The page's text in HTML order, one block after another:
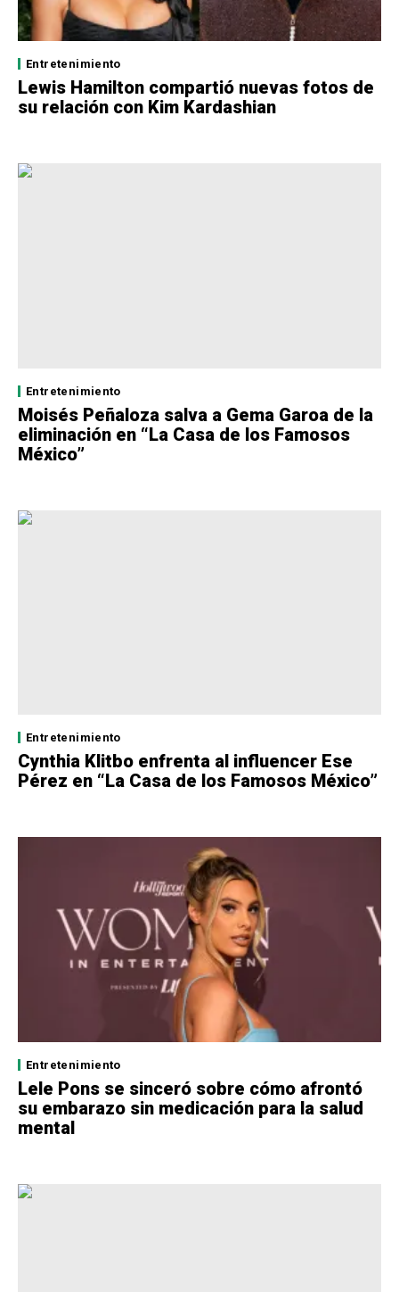
Entretenimiento
Lewis Hamilton compartió nuevas fotos de
su relación con Kim Kardashian
Entretenimiento
Moisés Peñaloza salva a Gema Garoa de la
eliminación en “La Casa de los Famosos
México”
Entretenimiento
Cynthia Klitbo enfrenta al influencer Ese
Pérez en “La Casa de los Famosos México”
Entretenimiento
Lele Pons se sinceró sobre cómo afrontó
su embarazo sin medicación para la salud
mental